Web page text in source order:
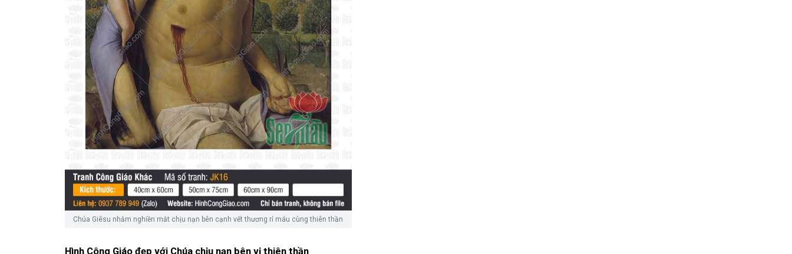
Chúa Giêsu nhắm nghiền mắt chịu nạn bên cạnh vết thương rỉ máu cùng thiên thần
Hình Công Giáo đẹp với Chúa chịu nạn bên vị thiên thần